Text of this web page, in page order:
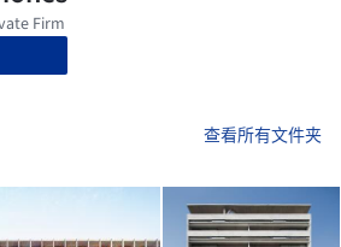
查看所有文件夹